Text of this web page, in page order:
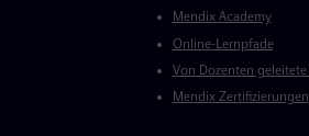
Mendix Academy
Online-Lernpfade
Von Dozenten
Mendix Zertifizierungen